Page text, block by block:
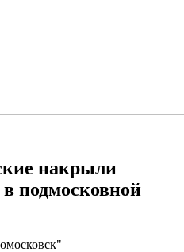
накрыли
подмосковной